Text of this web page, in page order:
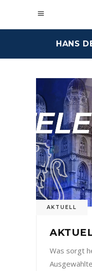
HANS
AKTUELL
Was sorgt